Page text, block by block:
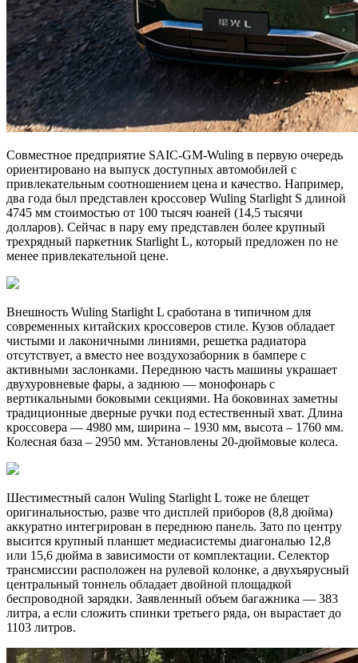
Cовместное предприятие SAIC-GM-Wuling в первую очередь
ориентировано на выпуск доступных автомобилей с
привлекательным соотношением цена и качество. Например,
два года был представлен кроссовер Wuling Starlight S длиной
4745 мм стоимостью от 100 тысяч юаней (14,5 тысячи
долларов). Сейчас в пару ему представлен более крупный
трехрядный паркетник Starlight L, который предложен по не
менее привлекательной цене.
Внешность Wuling Starlight L сработана в типичном для
современных китайских кроссоверов стиле. Кузов обладает
чистыми и лаконичными линиями, решетка радиатора
отсутствует, а вместо нее воздухозаборник в бампере с
активными заслонками. Переднюю часть машины украшает
двухуровневые фары, а заднюю — монофонарь с
вертикальными боковыми секциями. На боковинах заметны
традиционные дверные ручки под естественный хват. Длина
кроссовера — 4980 мм, ширина – 1930 мм, высота – 1760 мм.
Колесная база – 2950 мм. Установлены 20-дюймовые колеса.
Шестиместный салон Wuling Starlight L тоже не блещет
оригинальностью, разве что дисплей приборов (8,8 дюйма)
аккуратно интегрирован в переднюю панель. Зато по центру
высится крупный планшет медиасистемы диагональю 12,8
или 15,6 дюйма в зависимости от комплектации. Селектор
трансмиссии расположен на рулевой колонке, а двухъярусный
центральный тоннель обладает двойной площадкой
беспроводной зарядки. Заявленный объем багажника — 383
литра, а если сложить спинки третьего ряда, он вырастает до
1103 литров.